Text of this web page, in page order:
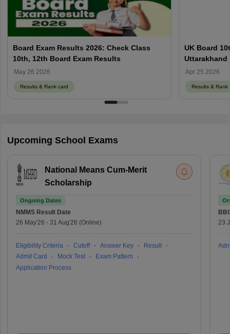
Board Exam Results 2026: Check Class
10th, 12th Board Exam Results
May 26 2026
Results & Rank card
UK Board
Uttarakhand
Apr 25 2026
Results & Rank
Upcoming School Exams
National Means Cum-Merit
Scholarship
Ongoing Dates
NMMS Result Date
26 May'26 - 31 Aug'26 (Online)
Eligibility Criteria Cutoff Answer Key
Result
Admit Card
Mock Test
Exam Pattern
Application Process
23